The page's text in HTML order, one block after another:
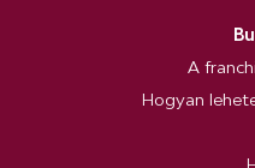
A
Hogyan